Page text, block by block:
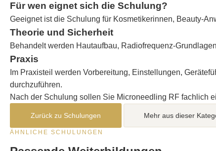
Für wen eignet sich die Schulung?
Geeignet ist die Schulung für Kosmetikerinnen, Beauty-
Theorie und Sicherheit
Behandelt werden Hautaufbau, Radiofrequenz-
Praxis
Im Praxisteil werden Vorbereitung, Einstellungen,
durchzuführen.
Nach der Schulung sollen Sie Microneedling RF fachlich
Zurück zu Schulungen Mehr aus dieser
ÄHNLICHE SCHULUNGEN